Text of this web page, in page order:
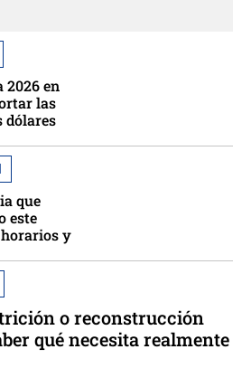
2026 en
las
dólares
que
este
horarios y
o reconstrucción
qué necesita realmente